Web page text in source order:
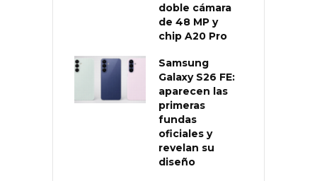
doble cámara
de 48 MP y
chip A20 Pro
Samsung
Galaxy S26 FE:
aparecen las
primeras
fundas
oficiales y
revelan su
diseño